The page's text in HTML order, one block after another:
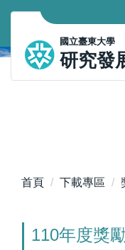
跳
主
內
國立臺東大學
研究發
首頁 下載專區
110年度獎